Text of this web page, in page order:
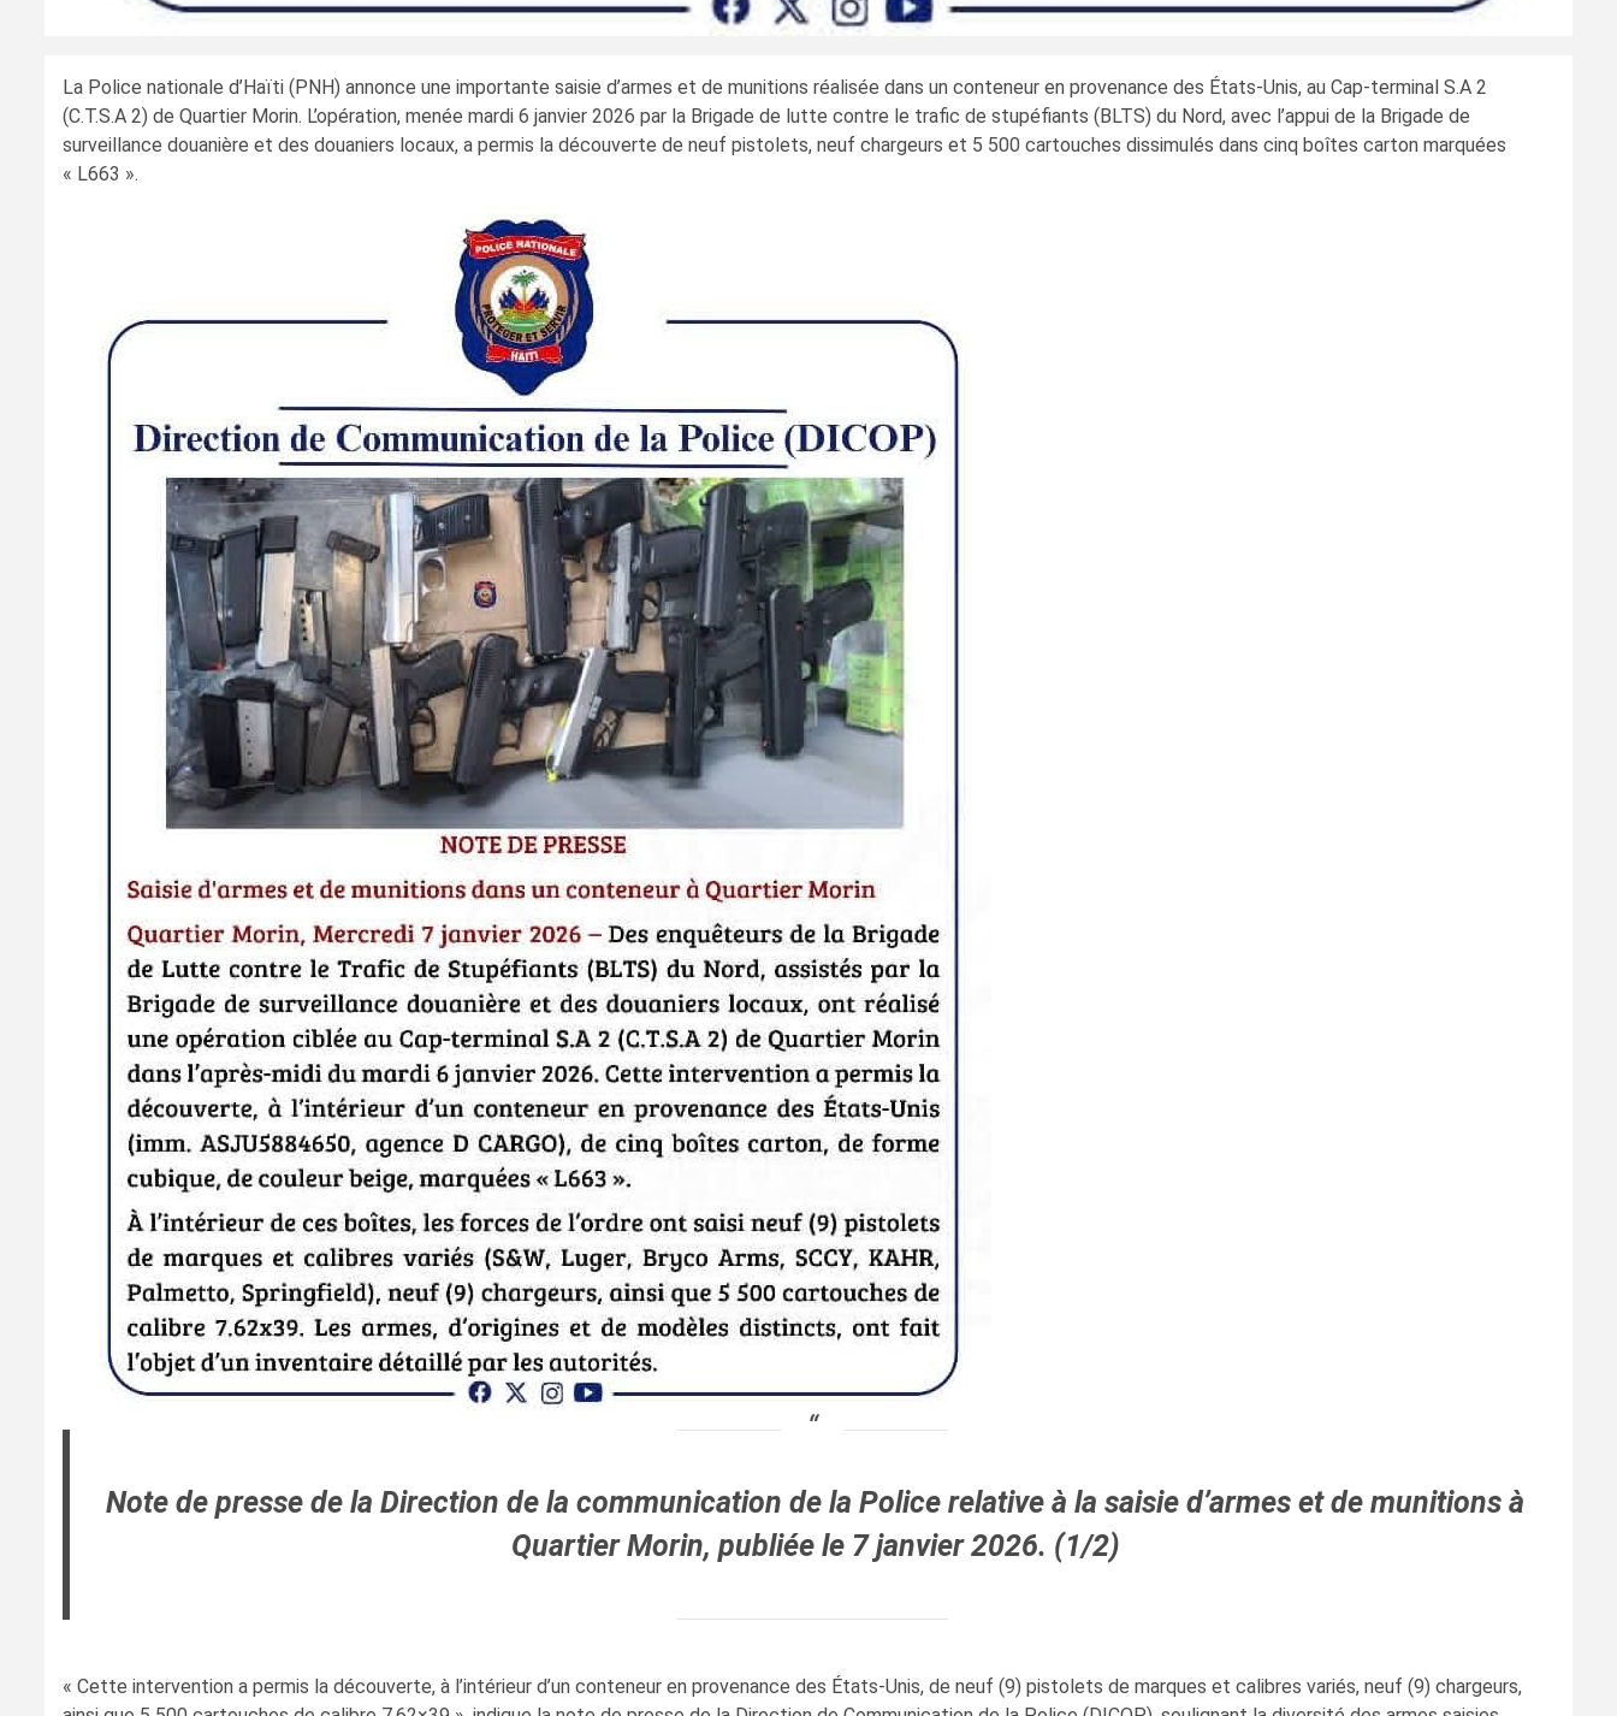
La Police nationale d’Haïti (PNH) annonce une importante saisie d’armes et de munitions réalisée dans un conteneur en provenance des États‑Unis, au Cap‑terminal S.A 2
(C.T.S.A 2) de Quartier Morin. L’opération, menée mardi 6 janvier 2026 par la Brigade de lutte contre le trafic de stupéfiants (BLTS) du Nord, avec l’appui de la Brigade de
surveillance douanière et des douaniers locaux, a permis la découverte de neuf pistolets, neuf chargeurs et 5 500 cartouches dissimulés dans cinq boîtes carton marquées
« L663 ».
Note de presse de la Direction de la communication de la Police relative à la saisie d’armes et de munitions à
Quartier Morin, publiée le 7 janvier 2026. (1/2)
« Cette intervention a permis la découverte, à l’intérieur d’un conteneur en provenance des États‑Unis, de neuf (9) pistolets de marques et calibres variés, neuf (9) chargeurs,